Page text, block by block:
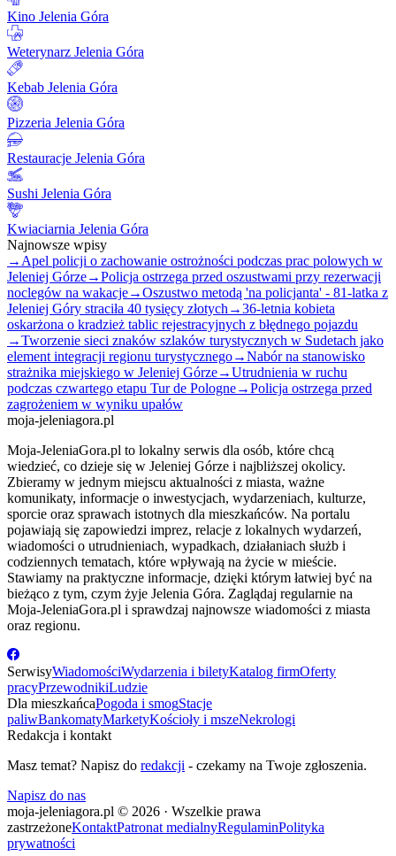
Kino Jelenia Góra
Weterynarz Jelenia Góra
Kebab Jelenia Góra
Pizzeria Jelenia Góra
Restauracje Jelenia Góra
Sushi Jelenia Góra
Kwiaciarnia Jelenia Góra
Najnowsze wpisy
→ Apel policji o zachowanie ostrożności podczas prac polowych w
Jeleniej Górze→Policja ostrzega przed oszustwami przy rezerwacji
noclegów na wakacje→Oszustwo metodą 'na policjanta' - 81-latka z
Jeleniej Góry straciła 40 tysięcy złotych →36-letnia kobieta
oskarżona o kradzież tablic rejestracyjnych z błędnego pojazdu
→Tworzenie sieci znaków szlaków turystycznych w Sudetach jako
element integracji regionu turystycznego→Nabór na stanowisko
strażnika miejskiego w Jeleniej Górze→Utrudnienia w ruchu
podczas czwartego etapu Tur de Pologne→Policja ostrzega przed
zagrożeniem w wyniku upałów
moja-jeleniagora.pl
Moja-JeleniaGora.pl to lokalny serwis dla osób, które chcą
wiedzieć, co dzieje się w Jeleniej Górze i najbliższej okolicy.
Zbieramy w jednym miejscu aktualności z miasta, ważne
komunikaty, informacje o inwestycjach, wydarzeniach, kulturze,
sporcie oraz sprawach istotnych dla mieszkańców. Na portalu
pojawiają się zapowiedzi imprez, relacje z lokalnych wydarzeń,
wiadomości o utrudnieniach, wypadkach, działaniach służb i
codziennych tematach, które wpływają na życie w mieście.
Stawiamy na praktyczne informacje, dzięki którym łatwiej być na
bieżąco z tym, czym żyje Jelenia Góra. Zaglądaj regularnie na
Moja-JeleniaGora.pl i sprawdzaj najnowsze wiadomości z miasta
oraz regionu.
SerwisyWiadomościWydarzenia i biletyKatalog firmOferty
pracyPrzewodnikiLudzie
Dla mieszkańcaPogoda i smogStacje
paliwBankomatyMarketyKościoły i mszeNekrologi
Redakcja i kontakt
Masz temat? Napisz do redakcji - czekamy na Twoje zgłoszenia.
Napisz do nas
moja-jeleniagora.pl © 2026 · Wszelkie prawa
zastrzeżoneKontaktPatronat medialnyRegulaminPolityka
prywatności